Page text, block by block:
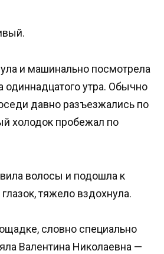
и машинально посмотрела
одиннадцатого утра. Обычно
давно разъезжались по
холодок пробежал по
волосы и подошла к
тяжело вздохнула.
словно специально
Валентина Николаевна —